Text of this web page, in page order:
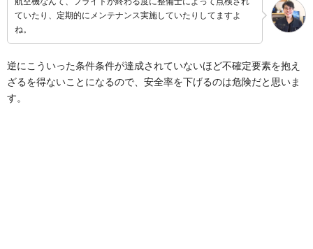
ていたり、定期的にメンテナンス実施していたりしてますよ
ね。
逆にこういった条件条件が達成されていないほど不確定要素を抱え
ざるを得ないことになるので、安全率を下げるのは危険だと思いま
す。